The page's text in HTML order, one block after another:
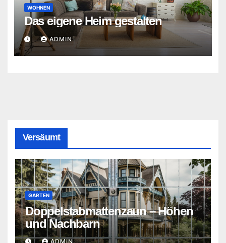
WOHNEN
Das eigene Heim gestalten
ADMIN
Versäumt
GARTEN
Doppelstabmattenzaun – Höhen
und Nachbarn
ADMIN